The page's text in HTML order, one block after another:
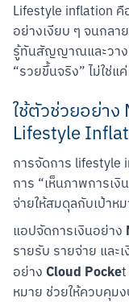
Lifestyle inflation
อย่างเงียบ ๆ จนกล
รู้ทันสัญญาณและวาง
“รวยขึ้นจริง” ไม่ใช่แ
ใช้ตัวช่วยอย่าง
Lifestyle
การจัดการ lifestyle
การ “เห็นภาพการเ
จ่ายให้สมดุลกับเป้าห
แอปจัดการเงินอย่าง
รายรับ รายจ่าย และ
อย่าง Cloud Pocket